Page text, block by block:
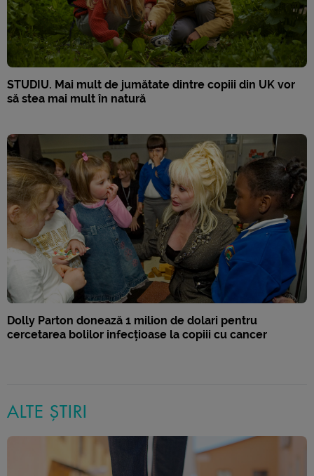
STUDIU. Mai mult de jumătate dintre copiii din UK vor
să stea mai mult în natură
Dolly Parton donează 1 milion de dolari pentru
cercetarea bolilor infecțioase la copiii cu cancer
ALTE ȘTIRI